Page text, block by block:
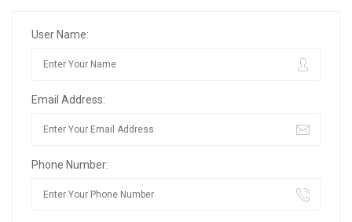
User Name:
Email Address:
Phone Number: